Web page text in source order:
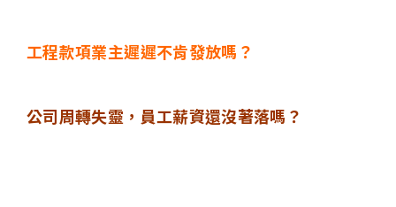
工程款項業主遲遲不肯發放嗎？
公司周轉失靈，員工薪資還沒著落嗎？